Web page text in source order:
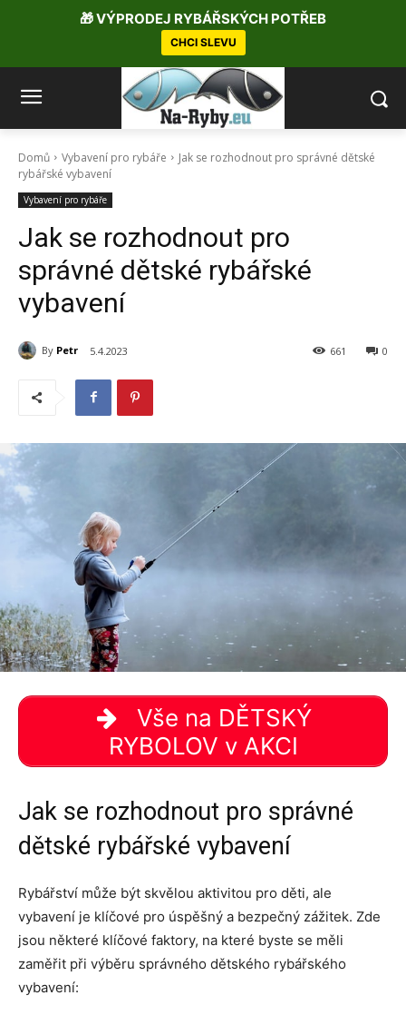
Domů Vybavení pro rybáře
Jak se rozhodnout pro správné dětské
rybářské vybavení
Vybavení pro rybáře
Jak se rozhodnout pro
správné dětské rybářské
vybavení
By Petr 5.4.2023 0
661
Vše na DĚTSKÝ
RYBOLOV v AKCI
Jak se rozhodnout pro správné
dětské rybářské vybavení
Rybářství může být skvělou aktivitou pro děti, ale
vybavení je klíčové pro úspěšný a bezpečný zážitek. Zde
jsou některé klíčové faktory, na které byste se měli
zaměřit při výběru správného dětského rybářského
vybavení:
🎁 VÝPRODEJ RYBÁŘSKÝCH POTŘEB
CHCI SLEVU